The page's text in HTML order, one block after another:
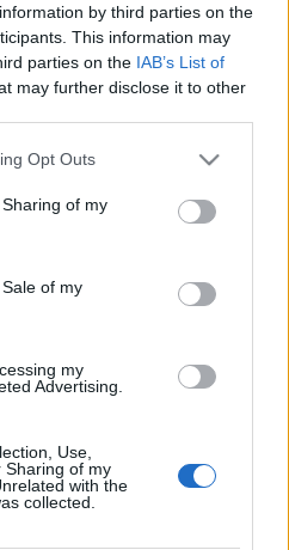
by third parties on the
This information may
parties on the IAB’s List of
may further disclose it to other
app uses one or more Google
behaviour. You may click to
and its third-party tags to
purposes in below Google
Opt Outs
of my
of my
my
Advertising.
Use,
Sharing of my
with the
collected.
jelent az 5. blokk új
csökken a riasztás